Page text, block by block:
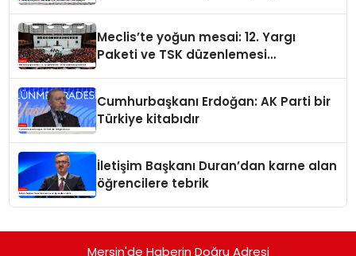
Meclis’te yoğun mesai: 12. Yargı
Paketi ve TSK düzenlemesi
Cumhurbaşkanı Erdoğan: AK Parti bir
Türkiye kitabıdır
İletişim Başkanı Duran’dan karne alan
öğrencilere tebrik
Mersin'de Haberin Doğru Adresi